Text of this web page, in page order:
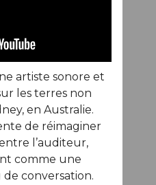
artiste sonore et
les terres non
en Australie.
de réimaginer
l’auditeur,
comme une
conversation.